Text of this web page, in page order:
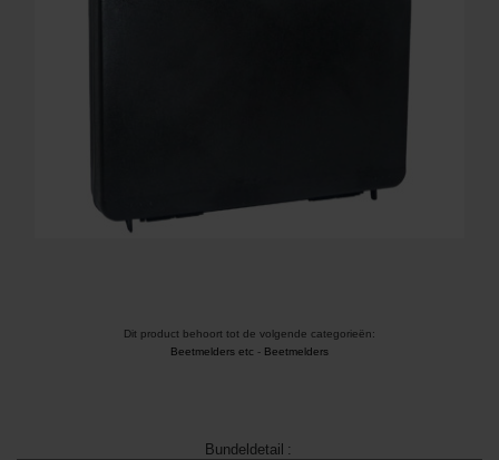
Dit product behoort tot de volgende categorieën:
Beetmelders etc - Beetmelders
Bundeldetail :